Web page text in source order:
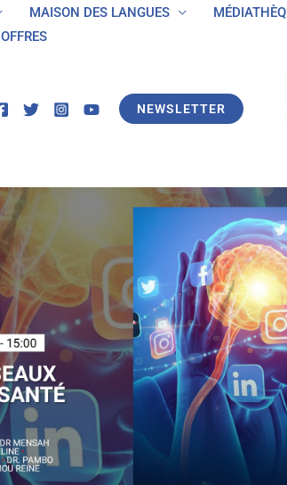
MAISON DES LANGUES
OFFRES
NEWSLETTER